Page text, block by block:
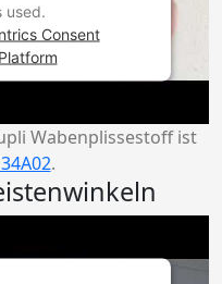
used.
Consent
Wabenplissestoff ist
.